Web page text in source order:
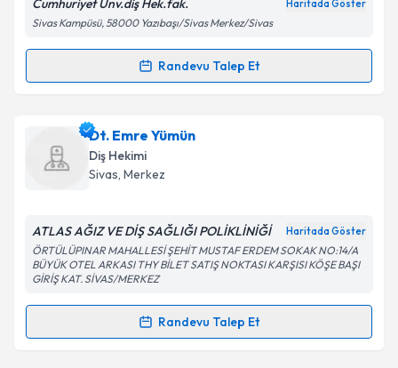
Kişisel verilerimin işlenmesine ilişkinAydınlatma
kapsamda işlenmesini kabul ediyorum.
Takvim Talebini Gönder
Cumhuriyet Ünv.diş Hek.fak. Haritada Göster
Sivas Kampüsü, 58000 Yazıbaşı/Sivas Merkez/Sivas
Randevu Talep Et
Randevu Takvimi Talebi
Dr. Öğr. Üyesi Feridun Hürmüzlü
takvimi talebi oluşturun. Size bu uzmandan randevu
almanız için bir takvim hazırlandığında e-posta ile
E-posta Adresiniz
Kişisel verilerimin işlenmesine ilişkinAydınlatma
'ni okudum ve kişisel verilerimin belirtilen
Dt. Emre Yümün
Diş Hekimi
Sivas, Merkez
ATLAS AĞIZ VE DİŞ SAĞLIĞI POLİKLİNİĞİ Haritada Göster
ÖRTÜLÜPINAR MAHALLESİ ŞEHİT MUSTAF ERDEM SOKAK NO:14/A
BÜYÜK OTEL ARKASI THY BİLET SATIŞ NOKTASI KARŞISI KÖŞE BAŞI
GİRİŞ KAT. SİVAS/MERKEZ
Randevu Talep Et
Randevu Takvimi Talebi